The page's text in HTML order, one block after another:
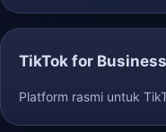
TikTok for Business
Platform rasmi untuk